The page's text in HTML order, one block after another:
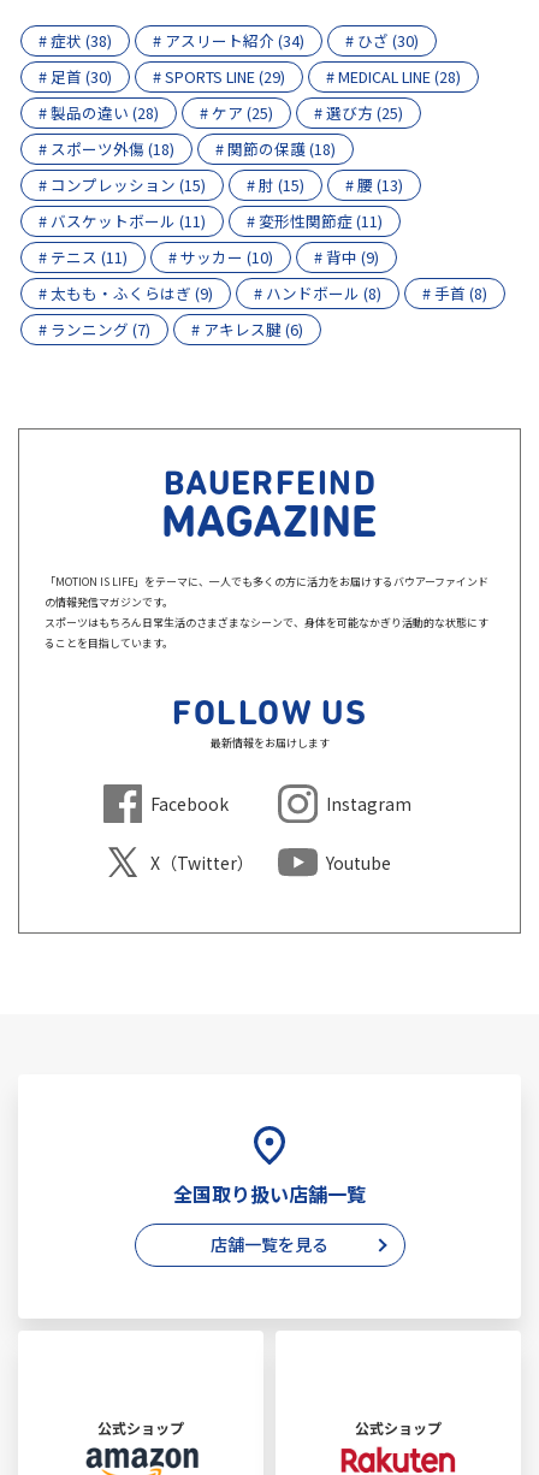
# 症状 (38) # アスリート紹介 (34)
# ひざ (30)
# 足首 (30)
# SPORTS LINE (29)
# MEDICAL LINE (28)
# 製品の違い (28)
# ケア (25)
# 選び方 (25)
# スポーツ外傷 (18)
# 関節の保護 (18)
# コンプレッション (15)
# 肘 (15)
# 腰 (13)
# バスケットボール (11)
# 変形性関節症 (11)
# テニス (11)
# サッカー (10)
# 背中 (9)
# 太もも・ふくらはぎ (9)
# ハンドボール (8)
# 手首 (8)
# ランニング (7)
# アキレス腱 (6)
BAUERFEIND
MAGAZINE
「MOTION IS LIFE」をテーマに、一人でも多くの方に活力をお届けするバウアーファインド
の情報発信マガジンです。
スポーツはもちろん日常生活のさまざまなシーンで、身体を可能なかぎり活動的な状態にす
ることを目指しています。
FOLLOW US
最新情報をお届けします
Facebook Instagram
X（Twitter） Youtube
全国取り扱い店舗一覧
店舗一覧を見る
公式ショップ 公式ショップ